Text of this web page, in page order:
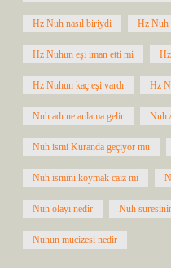
Hz Nuh nasıl biriydi Hz Nuh
Hz Nuhun eşi iman etti mi
Hz Nuhun kaç eşi vardı Hz
Nuh adı ne anlama gelir Nuh
Nuh ismi Kuranda geçiyor mu
Nuh ismini koymak caiz mi
Nuh olayı nedir Nuh
Nuhun mucizesi nedir